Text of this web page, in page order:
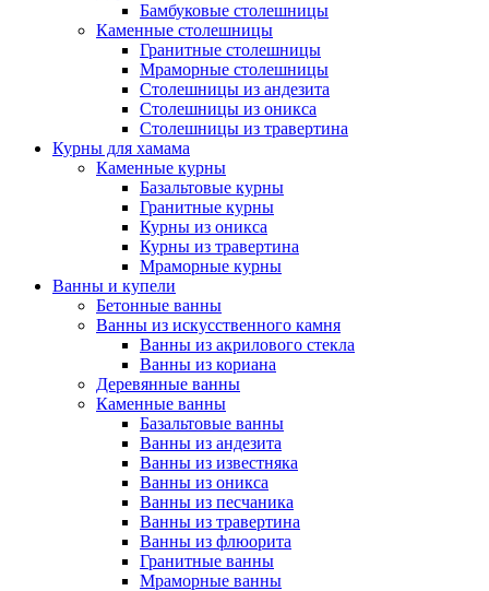
Бамбуковые столешницы
Каменные столешницы
Гранитные столешницы
Мраморные столешницы
Столешницы из андезита
Столешницы из оникса
Столешницы из травертина
Курны для хамама
Каменные курны
Базальтовые курны
Гранитные курны
Курны из оникса
Курны из травертина
Мраморные курны
Ванны и купели
Бетонные ванны
Ванны из искусственного камня
Ванны из акрилового стекла
Ванны из кориана
Деревянные ванны
Каменные ванны
Базальтовые ванны
Ванны из андезита
Ванны из известняка
Ванны из оникса
Ванны из песчаника
Ванны из травертина
Ванны из флюорита
Гранитные ванны
Мраморные ванны